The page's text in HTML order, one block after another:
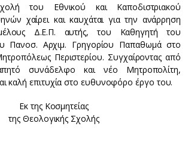
του Εθνικού και Καποδιστριακού
χαίρει και καυχάται για την ανάρρηση
Δ.Ε.Π. αυτής, του Καθηγητή του
Πανοσ. Αρχιμ. Γρηγορίου Παπαθωμά στο
Περιστερίου. Συγχαίροντας από
συνάδελφο και νέο Μητροπολίτη,
καλή επιτυχία στο ευθυνοφόρο έργο του.
Εκ της Κοσμητείας
της Θεολογικής Σχολής